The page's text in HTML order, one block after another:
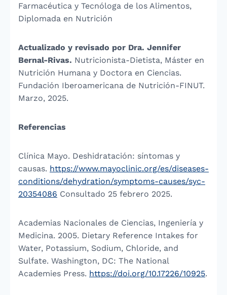
Farmacéutica y Tecnóloga de los Alimentos,
Diplomada en Nutrición
Actualizado y revisado por Dra. Jennifer
Bernal-Rivas. Nutricionista-Dietista, Máster en
Nutrición Humana y Doctora en Ciencias.
Fundación Iberoamericana de Nutrición-FINUT.
Marzo, 2025.
Referencias
Clínica Mayo. Deshidratación: síntomas y
causas. https://www.mayoclinic.org/es/diseases-
conditions/dehydration/symptoms-causes/syc-
20354086 Consultado 25 febrero 2025.
Academias Nacionales de Ciencias, Ingeniería y
Medicina. 2005. Dietary Reference Intakes for
Water, Potassium, Sodium, Chloride, and
Sulfate. Washington, DC: The National
Academies Press. https://doi.org/10.17226/10925.